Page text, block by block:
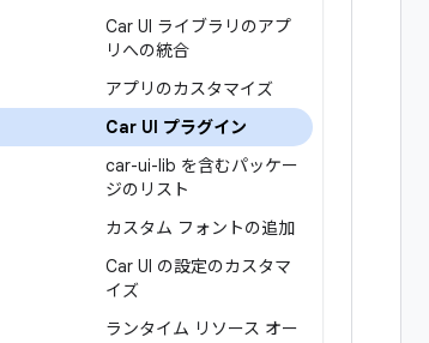
Car UI ライブラリのアプ
リへの統合
アプリのカスタマイズ
Car UI プラグイン
car-ui-lib を含むパッケー
ジのリスト
カスタム フォントの追加
Car UI の設定のカスタマ
イズ
ランタイム リソース オー